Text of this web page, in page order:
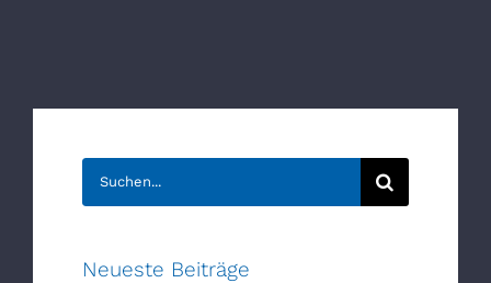
Suche
nach:
Neueste Beiträge